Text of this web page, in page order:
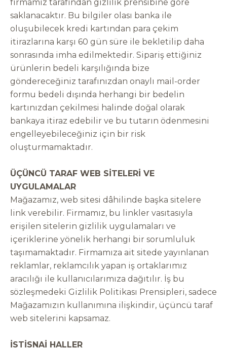
firmamız tarafından gizlilik prensibine göre
saklanacaktır. Bu bilgiler olası banka ile
oluşubilecek kredi kartından para çekim
itirazlarına karşı 60 gün süre ile bekletilip daha
sonrasında imha edilmektedir. Sipariş ettiğiniz
ürünlerin bedeli karşılığında bize
göndereceğiniz tarafınızdan onaylı mail-order
formu bedeli dışında herhangi bir bedelin
kartınızdan çekilmesi halinde doğal olarak
bankaya itiraz edebilir ve bu tutarın ödenmesini
engelleyebileceğiniz için bir risk
oluşturmamaktadır.
ÜÇÜNCÜ TARAF WEB SİTELERİ VE
UYGULAMALAR
Mağazamız, web sitesi dâhilinde başka sitelere
link verebilir. Firmamız, bu linkler vasıtasıyla
erişilen sitelerin gizlilik uygulamaları ve
içeriklerine yönelik herhangi bir sorumluluk
taşımamaktadır. Firmamıza ait sitede yayınlanan
reklamlar, reklamcılık yapan iş ortaklarımız
aracılığı ile kullanıcılarımıza dağıtılır. İş bu
sözleşmedeki Gizlilik Politikası Prensipleri, sadece
Mağazamızın kullanımına ilişkindir, üçüncü taraf
web sitelerini kapsamaz.
İSTİSNAİ HALLER